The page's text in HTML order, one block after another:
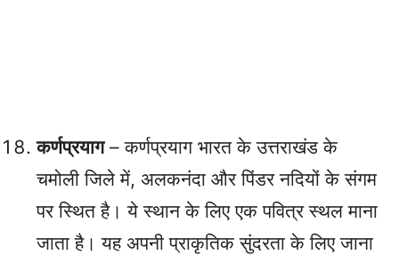
कर्णप्रयाग– कर्णप्रयाग भारत के उत्तराखंड के
चमोली जिले में, अलकनंदा और पिंडर नदियों के संगम
पर स्थित है। ये स्थान के लिए एक पवित्र स्थल माना
जाता है। यह अपनी प्राकृतिक सुंदरता के लिए जाना